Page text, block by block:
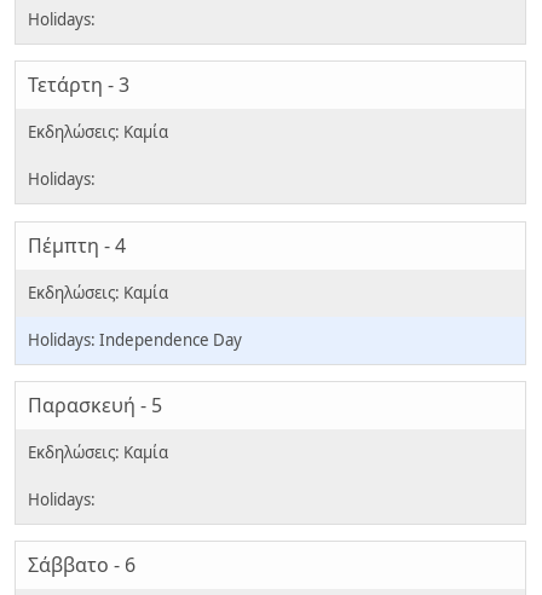
Τετάρτη - 3
Πέμπτη - 4
Independence Day
Παρασκευή - 5
Σάββατο - 6